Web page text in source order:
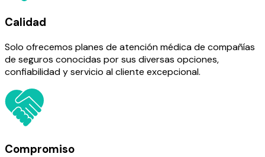
Calidad
Solo ofrecemos planes de atención médica de compañías
de seguros conocidas por sus diversas opciones,
confiabilidad y servicio al cliente excepcional.
Compromiso